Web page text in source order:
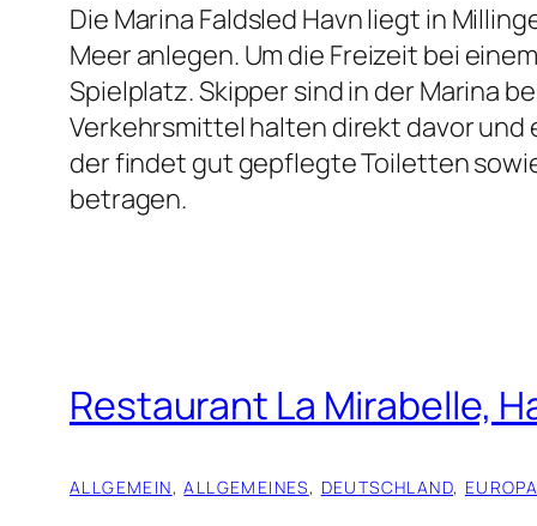
Die Marina Faldsled Havn liegt in
Meer anlegen. Um die Freizeit bei
Spielplatz. Skipper sind in der Marina
Verkehrsmittel halten direkt davor
der findet gut gepflegte Toiletten
betragen.
Restaurant La Mirabelle,
ALLGEMEIN, ALLGEMEINES, DEUTSCHLAND, EUROPA